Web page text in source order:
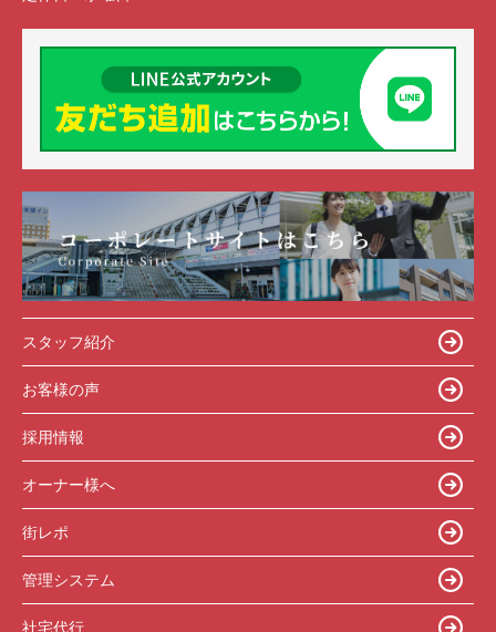
スタッフ紹介
お客様の声
採用情報
オーナー様へ
街レポ
管理システム
社宅代行